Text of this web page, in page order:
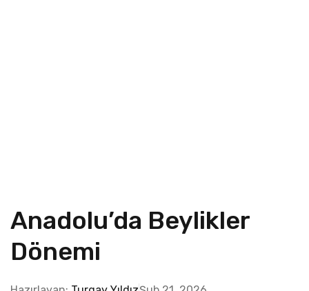
Anadolu’da Beylikler
Dönemi